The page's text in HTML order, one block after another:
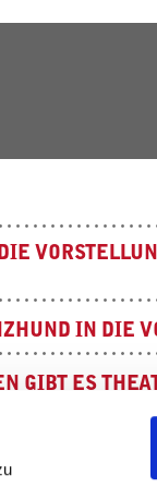
IN DIE
GIBT ES
IM